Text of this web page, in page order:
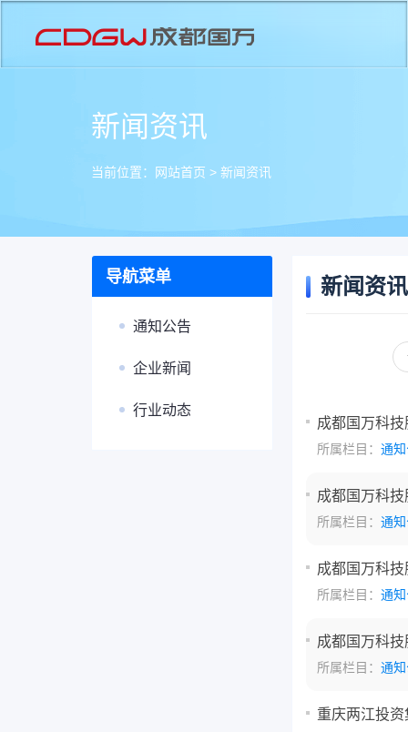
新闻资讯
当前位置： 网站首页 > 新闻资讯
导航菜单
通知公告
企业新闻
行业动态
新闻资讯
成都国万科
所属栏目： 通
成都国万科
所属栏目： 通
成都国万科
所属栏目： 通
成都国万科
所属栏目： 通
重庆两江投